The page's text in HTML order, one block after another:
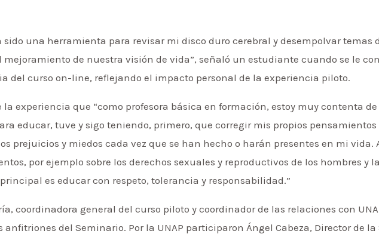
sido una herramienta para revisar mi disco duro cerebral y desempolvar temas
de nuestra visión de vida”, señaló un estudiante cuando se le
del curso on-line, reflejando el impacto personal de la experiencia piloto.
experiencia que “como profesora básica en formación, estoy muy contenta
educar, tuve y sigo teniendo, primero, que corregir mis propios
prejuicios y miedos cada vez que se han hecho o harán presentes en mi vida.
por ejemplo sobre los derechos sexuales y reproductivos de los hombres y
es educar con respeto, tolerancia y responsabilidad.”
coordinadora general del curso piloto y coordinador de las relaciones con
del Seminario. Por la UNAP participaron Ángel Cabeza, Director de la